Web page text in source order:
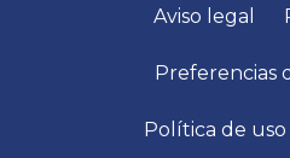
Aviso legal
Preferencias
Política de